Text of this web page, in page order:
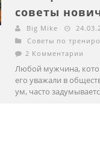
советы
Big Mike
Советы по
2 Комментарии
Любой мужчина,
его уважали в
ум, часто